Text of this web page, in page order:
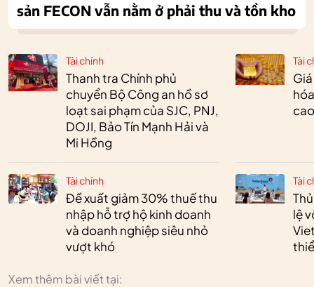
Tài chính
Thanh tra Chính phủ
chuyển Bộ Công an hồ sơ
loạt sai phạm của SJC, PNJ,
DOJI, Bảo Tín Mạnh Hải và
Mi Hồng
Tài chính
Đề xuất giảm 30% thuế thu
nhập hỗ trợ hộ kinh doanh
và doanh nghiệp siêu nhỏ
vượt khó
Tài
Tài
lệ
Xem thêm bài viết tại:
sản FECON vẫn nằm ở phải thu và tồn kho